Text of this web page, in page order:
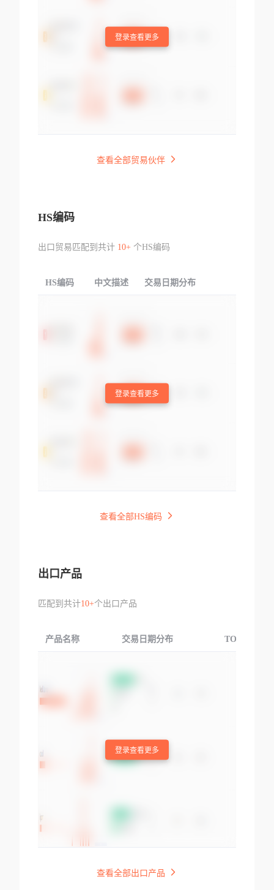
登录查看更多
查看全部贸易伙伴
HS编码
出口贸易匹配到共计 10+个HS编码
HS编码 中文描述 交易日期分布
登录查看更多
查看全部HS编码
出口产品
匹配到共计10+个出口产品
产品名称 交易日期分布 TOP3交易国
登录查看更多
查看全部出口产品